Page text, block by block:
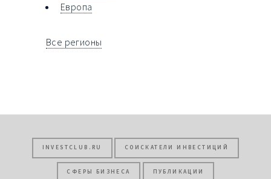
Европа
Все регионы
INVESTCLUB.RU СОИСКАТЕЛИ ИНВЕСТИЦИЙ
СФЕРЫ БИЗНЕСА ПУБЛИКАЦИИ